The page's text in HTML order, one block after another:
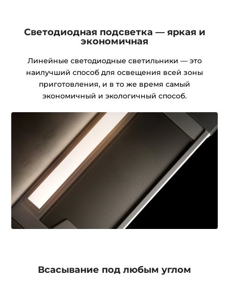
Светодиодная подсветка — яркая и
экономичная
Линейные светодиодные светильники — это
наилучший способ для освещения всей зоны
приготовления, и в то же время самый
экономичный и экологичный способ.
Всасывание под любым углом